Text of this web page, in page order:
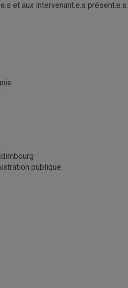
et aux intervenant.e.s présent.e.s.
publique